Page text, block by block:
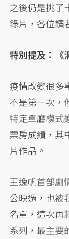
之後仍是挑了
錄片，各位讀
特別提及：《
疫情改變很多
不是第一次，
特定單廳模式
票房成績，其
片作品。
王逸帆首部劇
公映過，也被
名單，這次再
系列，最主要